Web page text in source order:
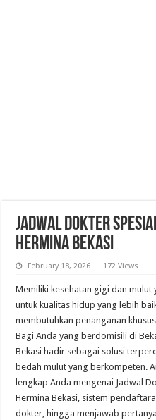
Jadwal Dokter
Hermina Bekasi
February 18, 2026 172 Views
Memiliki kesehatan gigi dan
untuk kualitas hidup yang lebih
membutuhkan penanganan
Bagi Anda yang berdomisili di
Bekasi hadir sebagai solusi
bedah mulut yang berkompeten.
lengkap Anda mengenai Jadwal
Hermina Bekasi, sistem
dokter, hingga menjawab